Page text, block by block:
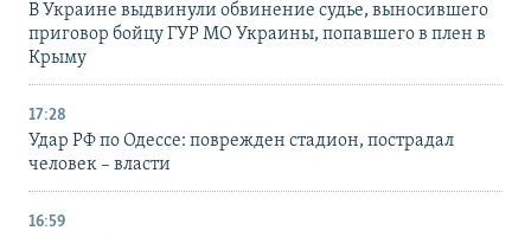
В Украине выдвинули обвинение судье, выносившего
приговор бойцу ГУР МО Украины, попавшего в плен в
Крыму
17:28
Удар РФ по Одессе: поврежден стадион, пострадал
человек – власти
16:59